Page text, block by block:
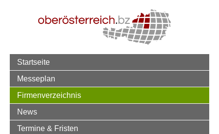
Startseite
Messeplan
Firmenverzeichnis
News
Termine & Fristen